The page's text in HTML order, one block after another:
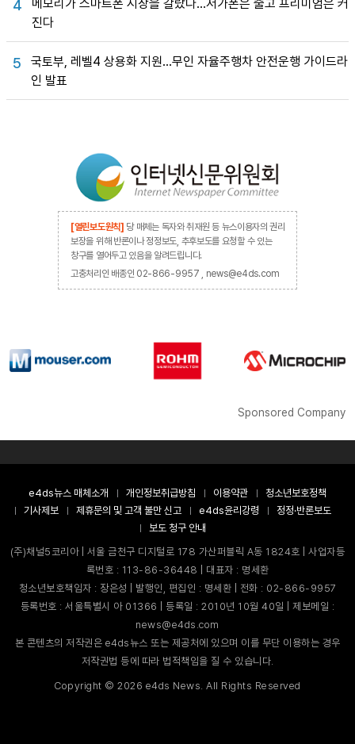
4
메모리가 스마트폰 시장을 갈랐다…저가폰은 줄고 프리미엄은 커
진다
5
국토부, 레벨4 상용화 지원…무인 자율주행차 안전운행 가이드라
인 발표
[열린보도원칙] 당 매체는 독자와 취재원 등 뉴스이용자의 권리
보장을 위해 반론이나 정정보도, 추후보도를 요청할 수 있는
창구를 열어두고 있음을 알려드립니다.
고충처리인 배종인 02-866-9957 , news@e4ds.com
Sponsored Company
e4ds뉴스 매체소개 개인정보취급방침 이용약관
청소년보호정책
기사제보
제휴문의 및 고객 불만 신고 e4ds윤리강령
정정·반론보도
보도 청구 안내
(주)채널5코리아 | 서울 금천구 디지털로 178 가산퍼블릭 A동 1824호 | 사업자등
록번호 : 113-86-36448 | 대표자 : 명세환
청소년보호책임자 : 장은성 | 발행인, 편집인 : 명세환 | 전화 : 02-866-9957
등록번호 : 서울특별시 아 01366 | 등록일 : 2010년 10월 40일 | 제보메일 :
news@e4ds.com
본 콘텐츠의 저작권은 e4ds뉴스 또는 제공처에 있으며 이를 무단 이용하는 경우
저작권법 등에 따라 법적책임을 질 수 있습니다.
Copyright ©2026 e4ds News. All Rights Reserved